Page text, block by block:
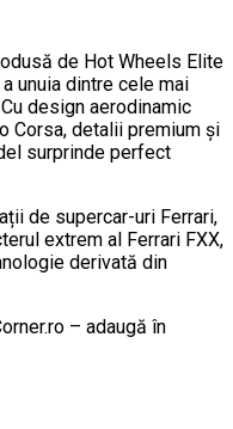
de Hot Wheels Elite
unuia dintre cele mai
design aerodinamic
Corsa, detalii premium și
surprinde perfect
de supercar-uri Ferrari,
extrem al Ferrari FXX,
derivată din
– adaugă în